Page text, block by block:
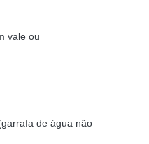
vale ou
de água não